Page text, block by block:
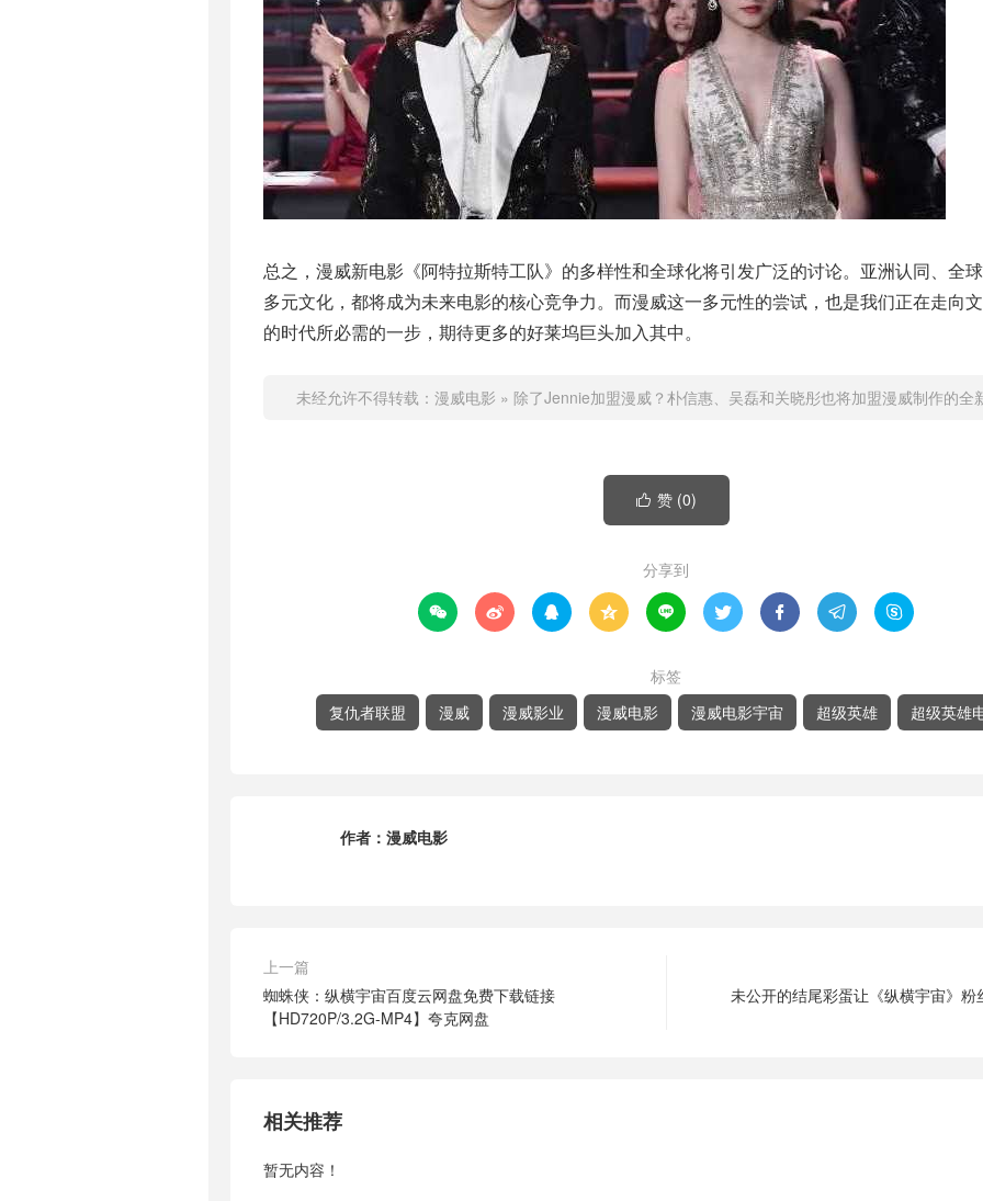
总之，漫威新电影《阿特拉斯特工队》的多样性和全球化将引发广泛的讨论。亚洲认同、全
多元文化，都将成为未来电影的核心竞争力。而漫威这一多元性的尝试，也是我们正在走向
的时代所必需的一步，期待更多的好莱坞巨头加入其中。
未经允许不得转载： 漫威电影 » 除了Jennie加盟漫威？朴信惠、吴磊和关晓彤也将加盟漫威制作的全
 赞 (0)
分享到
        
标签
复仇者联盟
漫威 漫威影业 漫威电影 漫威电影宇宙 超级英雄 超级英雄
作者： 漫威电影
上一篇
蜘蛛侠：纵横宇宙百度云网盘免费下载链接
【HD720P/3.2G-MP4】夸克网盘
未公开的结尾彩蛋让《纵横宇宙》粉
相关推荐
暂无内容！